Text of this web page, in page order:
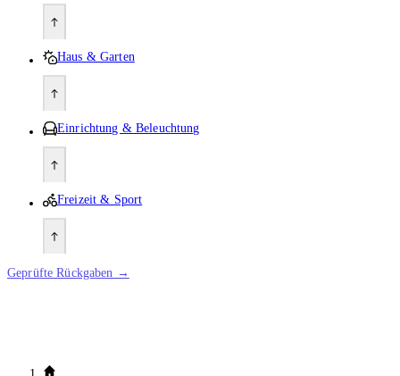
Haus & Garten
Einrichtung & Beleuchtung
Freizeit & Sport
Geprüfte Rückgaben →